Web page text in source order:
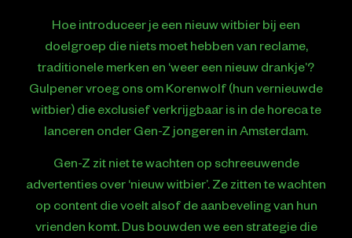
Hoe introduceer je een nieuw witbier bij een
doelgroep die niets moet hebben van reclame,
traditionele merken en ‘weer een nieuw drankje’?
Gulpener vroeg ons om Korenwolf (hun vernieuwde
witbier) die exclusief verkrijgbaar is in de horeca te
lanceren onder Gen-Z jongeren in Amsterdam.
Gen-Z zit niet te wachten op schreeuwende
advertenties over ‘nieuw witbier’. Ze zitten te wachten
op content die voelt alsof de aanbeveling van hun
vrienden komt. Dus bouwden we een strategie die